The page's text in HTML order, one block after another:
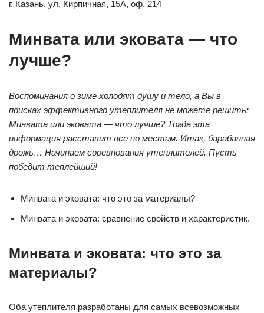
г. Казань, ул. Кирпичная, 15А, оф. 214
Минвата или эковата — что
лучше?
Воспоминания о зиме холодят душу и тело, а Вы в
поисках эффективного утеплителя не можете решить:
Минвата или эковата — что лучше? Тогда эта
информация расставит все по местам. Итак, барабанная
дрожь… Начинаем соревнования утеплителей. Пусть
победит теплейший!
Минвата и эковата: что это за материалы?
Минвата и эковата: сравнение свойств и характеристик.
Минвата и эковата: что это за
материалы?
Оба утеплителя разработаны для самых всевозможных